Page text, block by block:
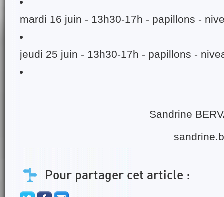
mardi 16 juin - 13h30-17h - papillons -
jeudi 25 juin - 13h30-17h - papillons -
Sandrine
Pour partager cet article :